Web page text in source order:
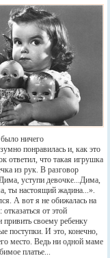
ничего
понравилась и, как это
ответил, что такая игрушка
из рук. В разговор
уступи девочке...Дима,
ты настоящий жадина...».
А вот я не обижалась на
от этой
своему ребенку
поступки. И это, конечно,
место. Ведь ни одной маме
платье...